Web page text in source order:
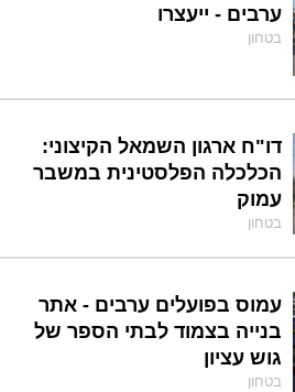
ערבים - ייעצרו
בטחון
דו"ח ארגון השמאל הקיצוני:
הכלכלה הפלסטינית במשבר
עמוק
בטחון
עמוס בפועלים ערבים - אתר
בנייה בצמוד לבתי הספר של
גוש עציון
בטחון